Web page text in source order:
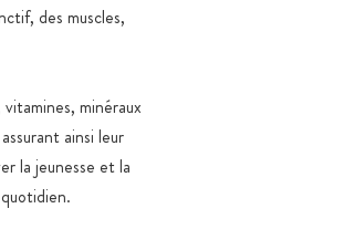
dans des cartons certifiés et durables destinés
(sauf exceptions légales), OGM, colorants
dioxyde de titane
et édulcorants uniquement si nécessaires
ou spécifiques au produit
des muscles,
minéraux
ainsi leur
la jeunesse et la